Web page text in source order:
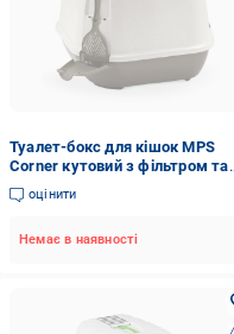
Туалет-бокс для кішок MPS
Corner кутовий з фільтром та
лопаткою 52х59,5х44,5 см
Бежевий (100103)
оцінити
Немає в наявності